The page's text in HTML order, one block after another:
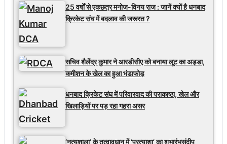
25 वर्षों से एकछत्र मनोज-विनय राज : जानें क्यों है धनबाद
क्रिकेट संघ में बदलाव की जरूरत ?
सचिव शैलेंद्र कुमार ने आरडीसीए को बनाया लूट का अड्डा,
कमीशन के खेल का हुआ भंडाफोड़
धनबाद क्रिकेट संघ में परिवारवाद की पराकाष्ठा, खेल और
खिलाड़ियों पर पड़ रहा गहरा असर
‘नृत्यशाला’ के तत्वावधान में ‘प्रत्याशा’ का शुभारंभसंदीप